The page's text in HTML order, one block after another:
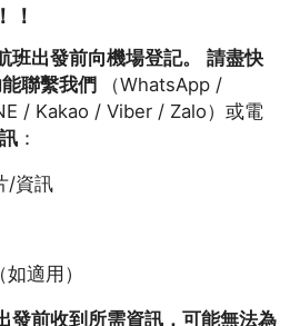
！
出發前向機場登記。
請盡快
聯繫我們
（WhatsApp /
/ Kakao / Viber / Zalo）或電
：
/資訊
適用）
發前收到所需資訊，可能無法為